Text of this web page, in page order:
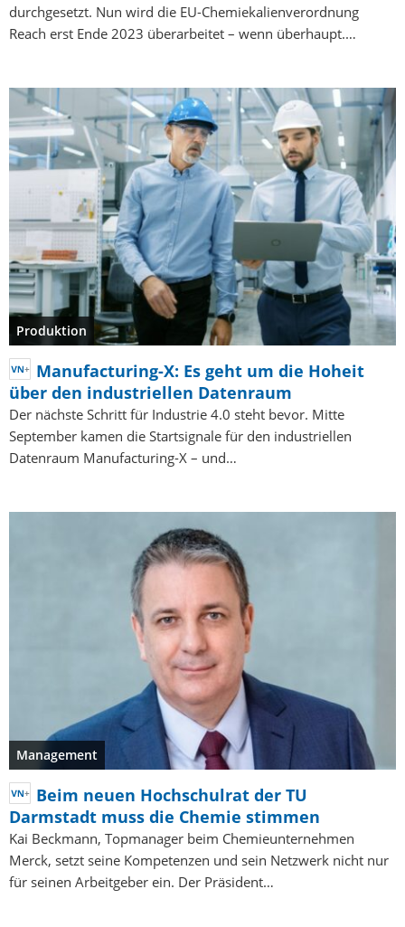
durchgesetzt. Nun wird die EU-Chemiekalienverordnung
Reach erst Ende 2023 überarbeitet – wenn überhaupt.…
Produktion
Manufacturing-X: Es geht um die Hoheit
über den industriellen Datenraum
Der nächste Schritt für Industrie 4.0 steht bevor. Mitte
September kamen die Startsignale für den industriellen
Datenraum Manufacturing-X – und…
Management
Beim neuen Hochschulrat der TU
Darmstadt muss die Chemie stimmen
Kai Beckmann, Topmanager beim Chemieunternehmen
Merck, setzt seine Kompetenzen und sein Netzwerk nicht nur
für seinen Arbeitgeber ein. Der Präsident…